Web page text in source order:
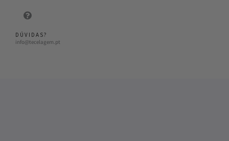
DÚVIDAS?
info@tecelagem.pt